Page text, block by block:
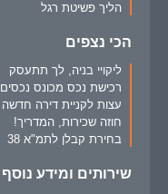
הליך פשיטת רגל
הכי נצפים
ליקויי בניה, לך תתעסק
רכישת נכס מכונס נכסים
עצות לקניית דירה חדשה
חוזה שכירות, המדריך!
בחירת קבלן לתמ"א 38
שירותים ומידע נוסף